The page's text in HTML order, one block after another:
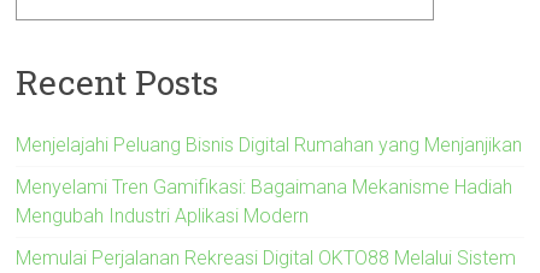
Recent Posts
Menjelajahi Peluang Bisnis Digital Rumahan yang Menjanjikan
Menyelami Tren Gamifikasi: Bagaimana Mekanisme Hadiah
Mengubah Industri Aplikasi Modern
Memulai Perjalanan Rekreasi Digital OKTO88 Melalui Sistem